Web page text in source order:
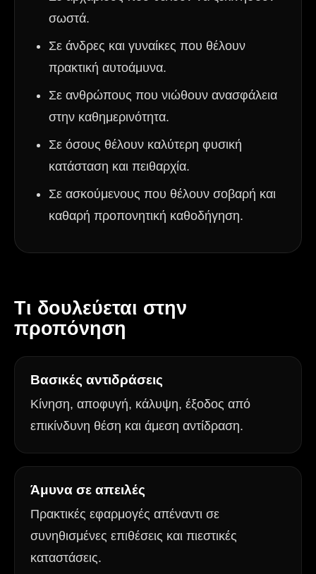
σωστά.
Σε άνδρες και γυναίκες που θέλουν
πρακτική αυτοάμυνα.
Σε ανθρώπους που νιώθουν ανασφάλεια
στην καθημερινότητα.
Σε όσους θέλουν καλύτερη φυσική
κατάσταση και πειθαρχία.
Σε ασκούμενους που θέλουν σοβαρή και
καθαρή προπονητική καθοδήγηση.
Τι δουλεύεται στην
προπόνηση
Βασικές αντιδράσεις
Κίνηση, αποφυγή, κάλυψη, έξοδος από
επικίνδυνη θέση και άμεση αντίδραση.
Άμυνα σε απειλές
Πρακτικές εφαρμογές απέναντι σε
συνηθισμένες επιθέσεις και πιεστικές
καταστάσεις.